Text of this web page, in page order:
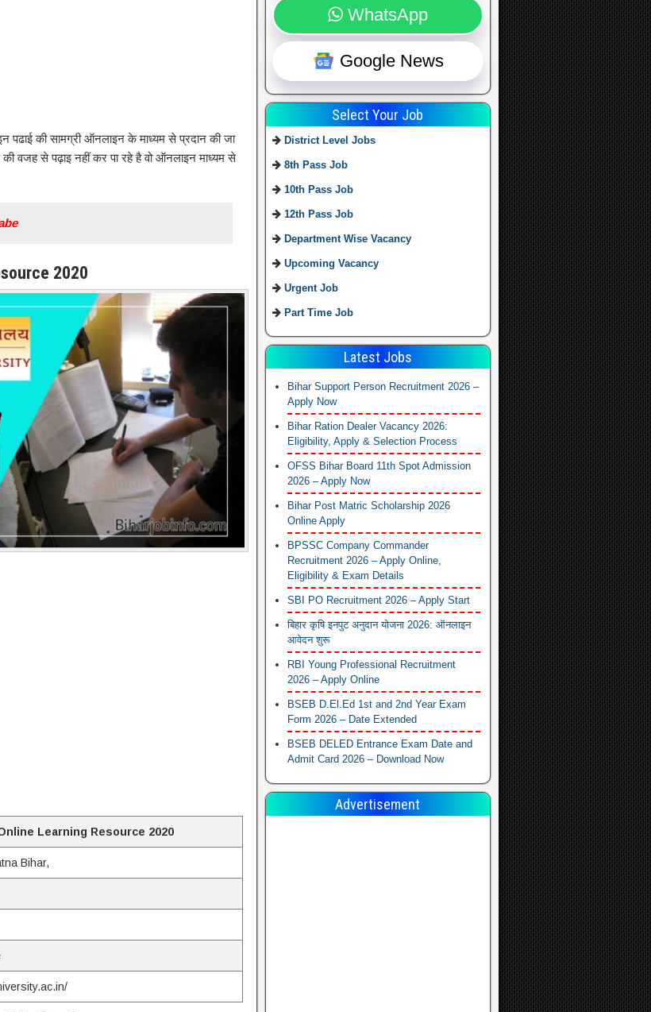
पढाई की सामग्री ऑनलाइन के माध्यम से प्रदान की जा
की वजह से पढ़ाइ नहीं कर पा रहे है वो ऑनलाइन माध्यम से
2020
Learning Resource 2020
Bihar,
WhatsApp
Google News
Select Your Job
District Level Jobs
8th Pass Job
10th Pass Job
12th Pass Job
Department Wise Vacancy
Upcoming Vacancy
Urgent Job
Part Time Job
Latest Jobs
Bihar Support Person Recruitment 2026 –
Apply Now
Bihar Ration Dealer Vacancy 2026:
Eligibility, Apply & Selection Process
OFSS Bihar Board 11th Spot Admission
2026 – Apply Now
Bihar Post Matric Scholarship 2026
Online Apply
BPSSC Company Commander
Recruitment 2026 – Apply Online,
Eligibility & Exam Details
SBI PO Recruitment 2026 – Apply Start
बिहार कृषि इनपुट अनुदान योजना 2026: ऑनलाइन
आवेदन शुरू
RBI Young Professional Recruitment
2026 – Apply Online
BSEB D.El.Ed 1st and 2nd Year Exam
Form 2026 – Date Extended
BSEB DELED Entrance Exam Date and
Admit Card 2026 – Download Now
Advertisement